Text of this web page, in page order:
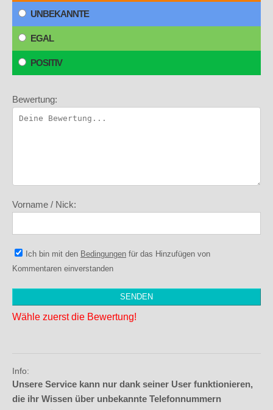
UNBEKANNTE
EGAL
POSITIV
Bewertung:
Vorname / Nick:
Ich bin mit den Bedingungen für das Hinzufügen von
Kommentaren einverstanden
Wähle zuerst die Bewertung!
Info:
Unsere Service kann nur dank seiner User funktionieren,
die ihr Wissen über unbekannte Telefonnummern